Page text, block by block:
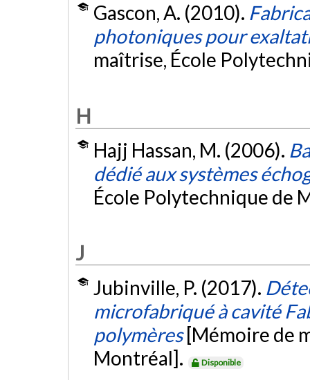
Gascon, A. (2010).
photoniques pour
maîtrise, École
H
Hajj Hassan, M. (2006).
dédié aux systèmes
École Polytechnique de
J
Jubinville, P. (2017).
microfabriqué à cavité
polymères [Mémoire de
Montréal].
Disponible